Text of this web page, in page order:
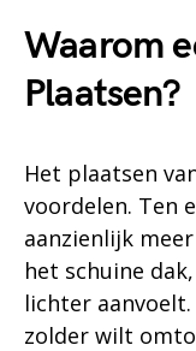
Waarom
Plaatsen?
Het plaatsen
voordelen. Ten
aanzienlijk
het schuine
lichter
zolder wilt